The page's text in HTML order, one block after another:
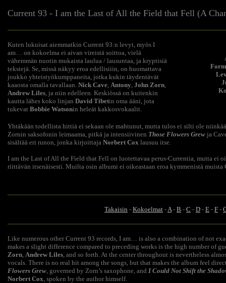
Current 93 - I am the Last of All the Field that Fell (A
Kuten lukuisat aiemmatkin Current 93:n levyt, myös I
am… on kokoelma ei aivan vireistä soittoa, vielä
vähemmän nuotin mukaista laulua / lausuntaa, ja kryptisiä
tekstejä. Se, missä näkyy eroa edellisiiin, on huomattava
joukko yhteistyökumppaneita, jotka kukin täydentävät
kaaosta omalla tavallaan. Nick Cave, Antony, John Zorn,
Andrew Liles, ja niin edelleen. Keskiössä on kuitenkin
kautta lähes koko linjan David Tibetin oma ääni, jota
tukevat Bobbie Watsonin heleät kakkosvokaalit.
Yhtäkään todellista hittiä ei sekaan ole mahtunut, mutta tulos ei silti ole
Zornin saksofonin leimaama, pitkä ja intensiivinen Those Flowers Grew ja
sisältää eri runon, jonka kirjoittaja Norbert Cox lausuu itse.
I am the Last of All the Field that Fell on luotettavaa perus-Currentia, mutta ei
riittävän itsenäisesti. Muilta osin albumi ei oikeastaan eroa kymmenistä
Takaisin - Kokoelmat -A- B - C - D - E - F -
Like numerous other Current 93 records, I am… is also a combination of not
makes a slight difference compared to preceding works is the high number of
Zorn, Andrew Liles, and so forth. At the center throughout is nevertheless
vocals. There is no real hit among the songs, but that makes the album feel
Flowers Grew, governed by Zorn’s saxophone, and I Could Not Shift the
Norbert Cox, spoken by the author himself.